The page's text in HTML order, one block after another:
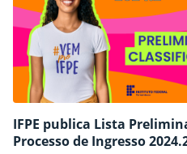
IFPE publica Lista
Processo de Ingresso